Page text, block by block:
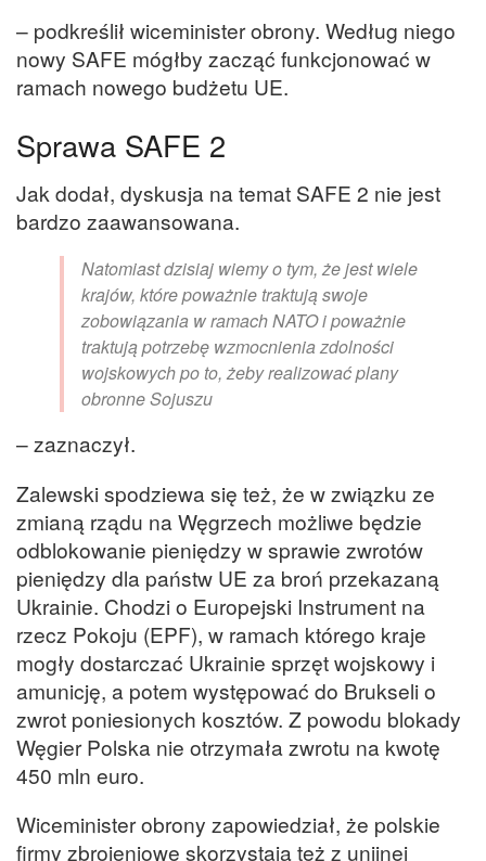
– podkreślił wiceminister obrony. Według niego
nowy SAFE mógłby zacząć funkcjonować w
ramach nowego budżetu UE.
Sprawa SAFE 2
Jak dodał, dyskusja na temat SAFE 2 nie jest
bardzo zaawansowana.
Natomiast dzisiaj wiemy o tym, że jest wiele
krajów, które poważnie traktują swoje
zobowiązania w ramach NATO i poważnie
traktują potrzebę wzmocnienia zdolności
wojskowych po to, żeby realizować plany
obronne Sojuszu
– zaznaczył.
Zalewski spodziewa się też, że w związku ze
zmianą rządu na Węgrzech możliwe będzie
odblokowanie pieniędzy w sprawie zwrotów
pieniędzy dla państw UE za broń przekazaną
Ukrainie. Chodzi o Europejski Instrument na
rzecz Pokoju (EPF), w ramach którego kraje
mogły dostarczać Ukrainie sprzęt wojskowy i
amunicję, a potem występować do Brukseli o
zwrot poniesionych kosztów. Z powodu blokady
Węgier Polska nie otrzymała zwrotu na kwotę
450 mln euro.
Wiceminister obrony zapowiedział, że polskie
firmy zbrojeniowe skorzystają też z unijnej